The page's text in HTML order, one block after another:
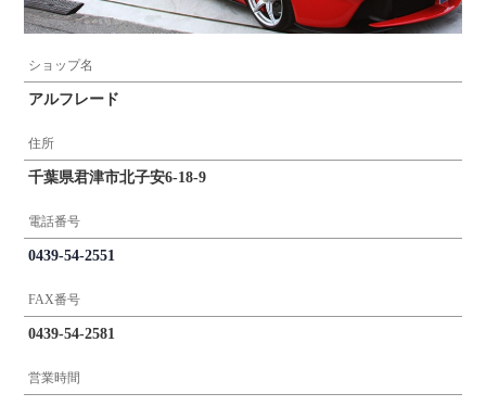
ショップ名
アルフレード
住所
千葉県君津市北子安6-18-9
電話番号
0439-54-2551
FAX番号
0439-54-2581
営業時間